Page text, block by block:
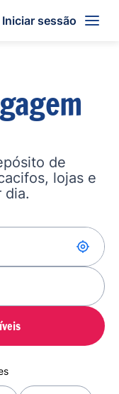
Iniciar sessão
de
lojas e
dia.